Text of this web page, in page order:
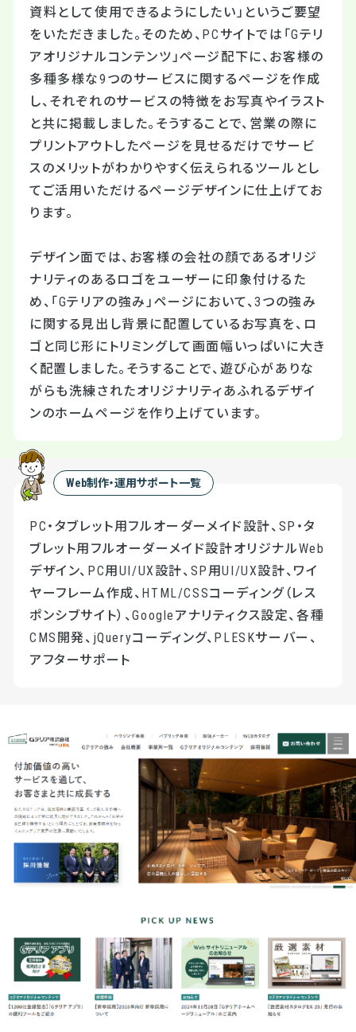
資料として使用できるようにしたい」というご要望
をいただきました。そのため、PCサイトでは「Gテリ
アオリジナルコンテンツ」ページ配下に、お客様の
多種多様な9つのサービスに関するページを作成
し、それぞれのサービスの特徴をお写真やイラスト
と共に掲載しました。そうすることで、営業の際に
プリントアウトしたページを見せるだけでサービ
スのメリットがわかりやすく伝えられるツールとし
てご活用いただけるページデザインに仕上げてお
ります。
デザイン面では、お客様の会社の顔であるオリジ
ナリティのあるロゴをユーザーに印象付けるた
め、「Gテリアの強み」ページにおいて、3つの強み
に関する見出し背景に配置しているお写真を、ロ
ゴと同じ形にトリミングして画面幅いっぱいに大き
く配置しました。そうすることで、遊び心がありな
がらも洗練されたオリジナリティあふれるデザイ
ンのホームページを作り上げています。
Web制作・運用サポート一覧
PC・タブレット用フルオーダーメイド設計、SP・タ
ブレット用フルオーダーメイド設計オリジナルWeb
デザイン、PC用UI/UX設計、SP用UI/UX設計、ワイ
ヤーフレーム作成、HTML/CSSコーディング（レス
ポンシブサイト）、Googleアナリティクス設定、各種
CMS開発、jQueryコーディング、PLESKサーバー、
アフターサポート